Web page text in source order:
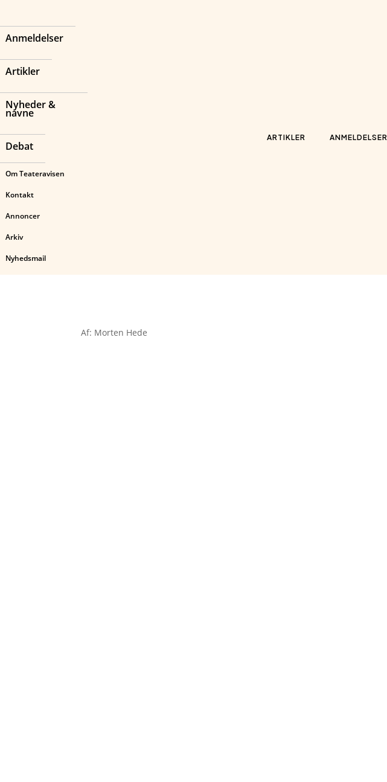
Anmeldelser
Artikler
Nyheder &
navne
Debat
Om Teateravisen
Kontakt
Annoncer
Arkiv
Nyhedsmail
ARTIKLER ANMELDELSER
Af: Morten Hede